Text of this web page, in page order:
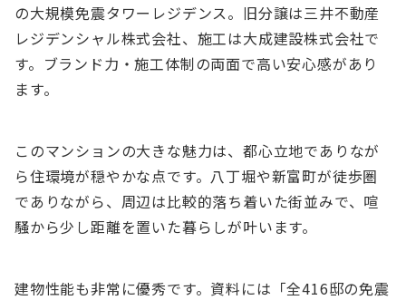
の大規模免震タワーレジデンス。旧分譲は三井不動産
レジデンシャル株式会社、施工は大成建設株式会社で
す。ブランド力・施工体制の両面で高い安心感があり
ます。
このマンションの大きな魅力は、都心立地でありなが
ら住環境が穏やかな点です。八丁堀や新富町が徒歩圏
でありながら、周辺は比較的落ち着いた街並みで、喧
騒から少し距離を置いた暮らしが叶います。
建物性能も非常に優秀です。資料には「全416邸の免震